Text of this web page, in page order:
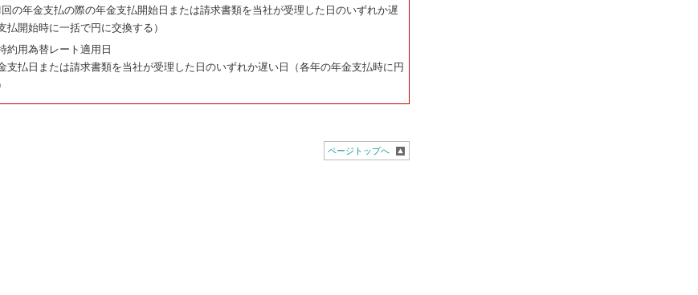
回の年金支払の際の年金支払開始日または請求書類を当社が受理した日のいずれか遅
払開始時に一括で円に交換する）
約用為替レート適用日
支払日または請求書類を当社が受理した日のいずれか遅い日（各年の年金支払時に円
ページトップへ